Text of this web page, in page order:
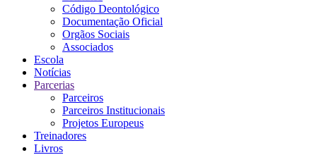
Código Deontológico
Documentação Oficial
Orgãos Sociais
Associados
Escola
Notícias
Parcerias
Parceiros
Parceiros Institucionais
Projetos Europeus
Treinadores
Livros